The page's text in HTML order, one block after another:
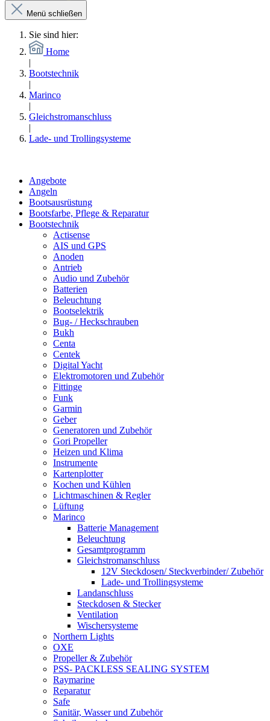
Menü schließen
Sie sind hier:
Home
|
Bootstechnik
|
Marinco
|
Gleichstromanschluss
|
Lade- und Trollingsysteme
Angebote
Angeln
Bootsausrüstung
Bootsfarbe, Pflege & Reparatur
Bootstechnik
Actisense
AIS und GPS
Anoden
Antrieb
Audio und Zubehör
Batterien
Beleuchtung
Bootselektrik
Bug- / Heckschrauben
Bukh
Centa
Centek
Digital Yacht
Elektromotoren und Zubehör
Fittinge
Funk
Garmin
Geber
Generatoren und Zubehör
Gori Propeller
Heizen und Klima
Instrumente
Kartenplotter
Kochen und Kühlen
Lichtmaschinen & Regler
Lüftung
Marinco
Batterie Management
Beleuchtung
Gesamtprogramm
Gleichstromanschluss
12V Steckdosen/ Steckverbinder/ Zubehör
Lade- und Trollingsysteme
Landanschluss
Steckdosen & Stecker
Ventilation
Wischersysteme
Northern Lights
OXE
Propeller & Zubehör
PSS- PACKLESS SEALING SYSTEM
Raymarine
Reparatur
Safe
Sanitär, Wasser und Zubehör